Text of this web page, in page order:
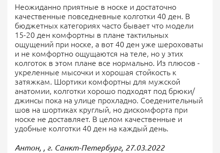
Неожиданно приятные в носке и достаточно
качественные повседневные колготки 40 ден. В
бюджетных категориях часто бывает что модели
15-20 ден комфортны в плане тактильных
ощущений при носке, а вот 40 ден уже шероховаты
и не комфортно ощущаются на теле, но у этих
колготок в этом плане все нормально. Из плюсов -
укреленные мысочки и хорошая стойкость к
затяжкам. Шортики комфортны для мужской
анатомии, колготки хорошо подходят под брюки/
джинсы пока на улице прохладно. Соеденительный
шов на шортиках круглый, но дискомфорта при
носке не доставляет. В целом качественные и
удобные колготки 40 ден на каждый день.
Антон, , г. Санкт-Петербург, 27.03.2022